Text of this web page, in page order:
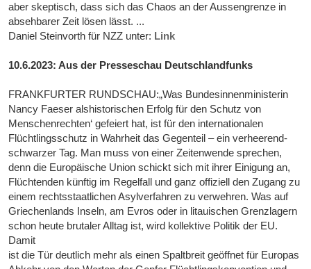
aber skeptisch, dass sich das Chaos an der Aussengrenze in
absehbarer Zeit lösen lässt. ...
Daniel Steinvorth für NZZ unter: Link
10.6.2023: Aus der Presseschau Deutschlandfunks
FRANKFURTER RUNDSCHAU:„Was Bundesinnenministerin
Nancy Faeser alshistorischen Erfolg für den Schutz von
Menschenrechten‘ gefeiert hat, ist für den internationalen
Flüchtlingsschutz in Wahrheit das Gegenteil – ein verheerend-
schwarzer Tag. Man muss von einer Zeitenwende sprechen,
denn die Europäische Union schickt sich mit ihrer Einigung an,
Flüchtenden künftig im Regelfall und ganz offiziell den Zugang zu
einem rechtsstaatlichen Asylverfahren zu verwehren. Was auf
Griechenlands Inseln, am Evros oder in litauischen Grenzlagern
schon heute brutaler Alltag ist, wird kollektive Politik der EU.
Damit
ist die Tür deutlich mehr als einen Spaltbreit geöffnet für Europas